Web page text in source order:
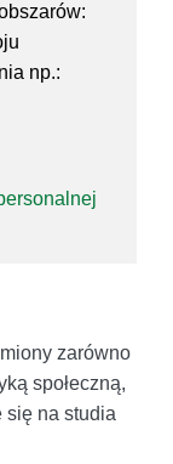
np.:
zarówno
społeczną,
się na studia